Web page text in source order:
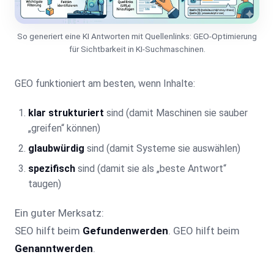
So generiert eine KI Antworten mit Quellenlinks: GEO-Optimierung
für Sichtbarkeit in KI-Suchmaschinen.
GEO funktioniert am besten, wenn Inhalte:
klar strukturiert sind (damit Maschinen sie sauber
„greifen“ können)
glaubwürdig sind (damit Systeme sie auswählen)
spezifisch sind (damit sie als „beste Antwort“
taugen)
Ein guter Merksatz:
SEO hilft beim Gefundenwerden . GEO hilft beim
Genanntwerden